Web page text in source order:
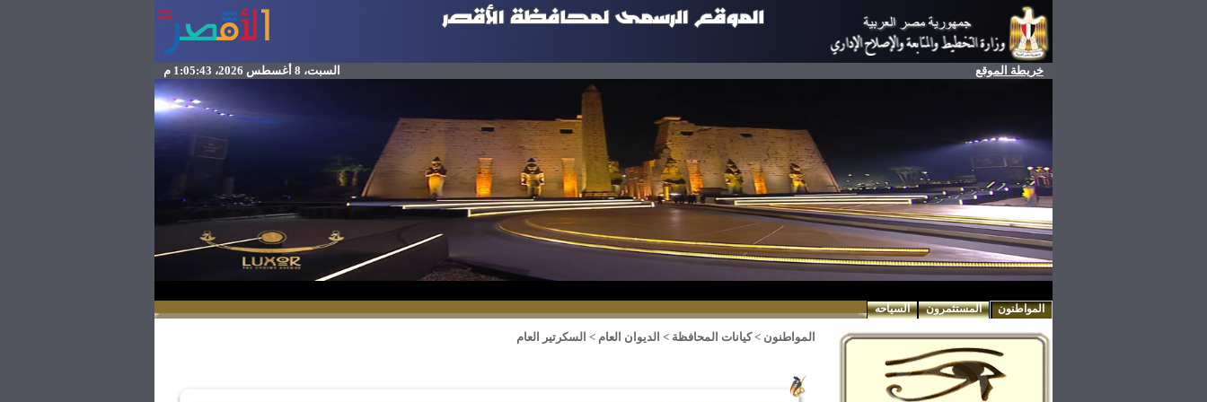
خريطة الموقع السبت، 8 أغسطس 2026، 1:05:43 م
المواطنون المستثمرون السياحه
المواطنون >كيانات المحافظة > الديوان العام > السكرتير العام